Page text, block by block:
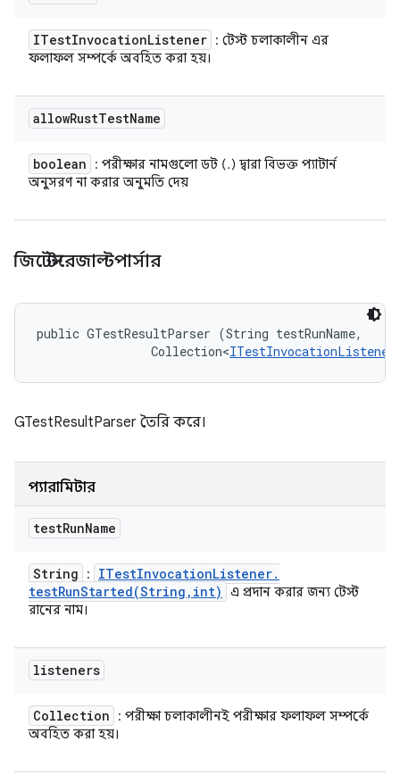
ITestInvocationListener : টেস্ট চলাকালীন এর
ফলাফল সম্পর্কে অবহিত করা হয়।
allowRustTestName
boolean
: পরীক্ষার নামগুলো ডট (.) দ্বারা বিভক্ত প্যাটার্ন
অনুসরণ না করার অনুমতি দেয়
জিটেস্টরেজাল্টপার্সার
public GTestResultParser (String testRunName,
                Collection<
ITestInvocationListener
GTestResultParser তৈরি করে।
প্যারামিটার
testRunName
String : ITestInvocationListener.
testRunStarted(String , int)
এ প্রদান করার জন্য টেস্ট
রানের নাম।
listeners
Collection
: পরীক্ষা চলাকালীনই পরীক্ষার ফলাফল সম্পর্কে
অবহিত করা হয়।